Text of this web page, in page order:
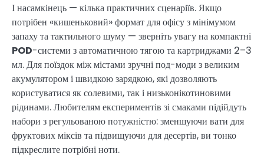
І насамкінець — кілька практичних сценаріїв. Якщо
потрібен «кишеньковий» формат для офісу з мінімумом
запаху та тактильного шуму — зверніть увагу на компактні
POD-системи з автоматичною тягою та картриджами 2–3
мл. Для поїздок між містами зручні под-моди з великим
акумулятором і швидкою зарядкою, які дозволяють
користуватися як солевими, так і низьконікотиновими
рідинами. Любителям експериментів зі смаками підійдуть
набори з регульованою потужністю: зменшуючи вати для
фруктових міксів та підвищуючи для десертів, ви тонко
підкреслите потрібні ноти.